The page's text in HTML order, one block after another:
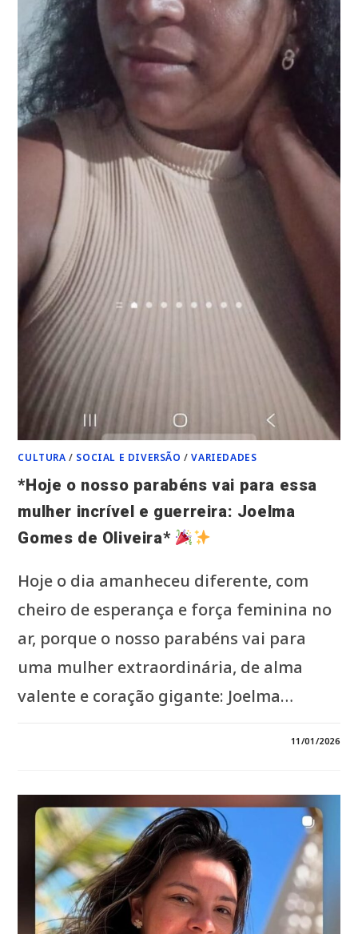
CULTURA / SOCIAL E DIVERSÃO /VARIEDADES
*Hoje o nosso parabéns vai para essa
mulher incrível e guerreira: Joelma
Gomes de Oliveira*
Hoje o dia amanheceu diferente, com
cheiro de esperança e força feminina no
ar, porque o nosso parabéns vai para
uma mulher extraordinária, de alma
valente e coração gigante: Joelma…
11/01/2026